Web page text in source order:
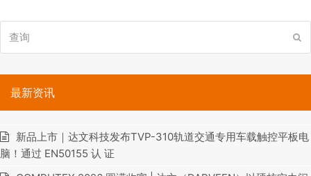
询
最新资讯
新品上市｜达文科技发布TVP-310轨道交通专用车载触控平板电
脑！通过 EN50155 认 证